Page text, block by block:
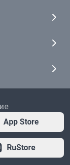
App Store
RuStore